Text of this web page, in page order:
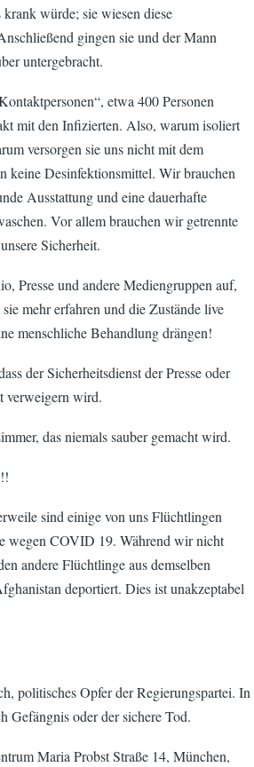
würde; sie wiesen diese
gingen sie und der Mann
untergebracht.
etwa 400 Personen
mit den Infizierten. Also, warum isoliert
versorgen sie uns nicht mit dem
keine Desinfektionsmittel. Wir brauchen
Ausstattung und eine dauerhafte
Vor allem brauchen wir getrennte
Sicherheit.
Presse und andere Mediengruppen auf,
mehr erfahren und die Zustände live
menschliche Behandlung drängen!
der Sicherheitsdienst der Presse oder
verweigern wird.
das niemals sauber gemacht wird.
sind einige von uns Flüchtlingen
wegen COVID 19. Während wir nicht
andere Flüchtlinge aus demselben
deportiert. Dies ist unakzeptabel
politisches Opfer der Regierungspartei. In
Gefängnis oder der sichere Tod.
Maria Probst Straße 14, München,